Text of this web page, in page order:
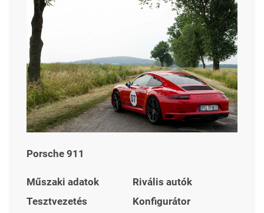
Porsche 911
Műszaki adatok
Rivális autók
Tesztvezetés
Konfigurátor